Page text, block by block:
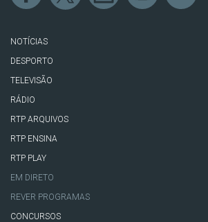
NOTÍCIAS
DESPORTO
TELEVISÃO
RÁDIO
RTP ARQUIVOS
RTP ENSINA
RTP PLAY
EM DIRETO
REVER PROGRAMAS
CONCURSOS